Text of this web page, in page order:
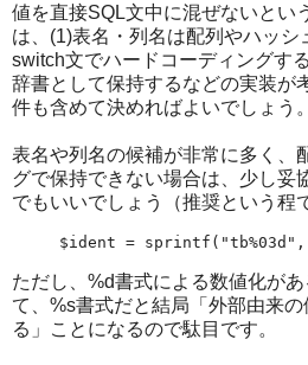
値を直接SQL文中に混ぜないとい
は、(1)表名・列名は配列やハッシ
switch文でハードコーディングす
辞書として保持するなどの実装が
件も含めて決めればよいでしょう。
表名や列名の候補が非常に多く、
グで保持できない場合は、少し妥
でもいいでしょう（推奨という程
$ident =
ただし、%d書式による数値化が
て、%s書式だと結局「外部由来
る」ことになるので駄目です。